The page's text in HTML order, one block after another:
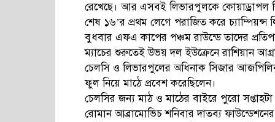
রেখেছে। আর এসবই লিভারপুলকে কোয়াড্রাপল
শেষ ১৬’র প্রথম লেগে পরাজিত করে
বুধবার এফএ কাপের পঞ্চম রাউন্ডে তাদের
ম্যাচের শুরুতেই উভয় দল ইউক্রেনে রাশিয়ান
চেলসি ও লিভারপুলের অধিনাক সিজার
ফুল নিয়ে মাঠে প্রবেশ করেছিলেন।
চেলসির জন্য মাঠ ও মাঠের বাইরে পুরো সপ্তাহটা
রোমান আব্রামোভিচ শনিবার দাতব্য